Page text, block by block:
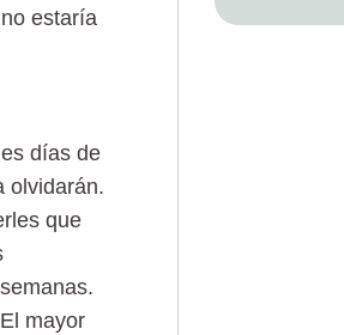
estaría
días de
olvidarán.
que
mayor